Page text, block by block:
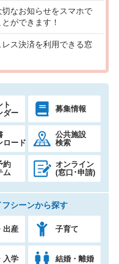
なお知らせをスマホで
ができます！
ス決済を利用できる窓
ト
ダー
募集情報
ロード
公共施設
検索
約
ム
オンライン
(窓口･申請)
フシーンから探す
出産 子育て
入学 結婚・離婚